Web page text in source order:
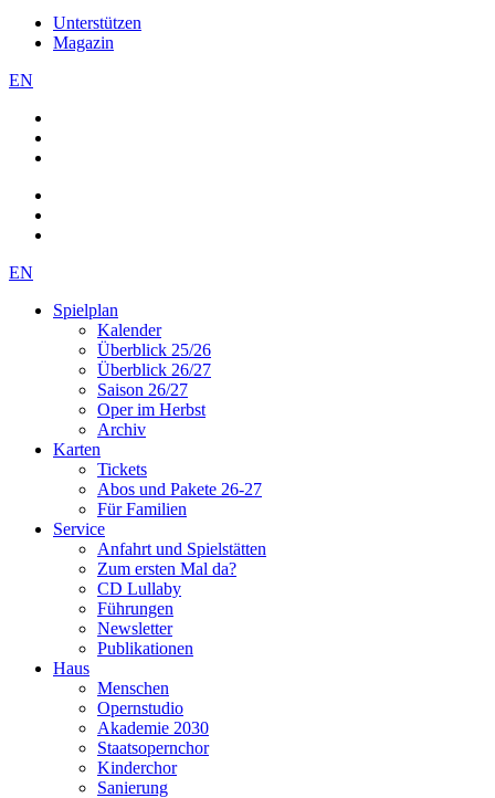
Unterstützen
Magazin
EN
EN
Spielplan
Kalender
Überblick 25/26
Überblick 26/27
Saison 26/27
Oper im Herbst
Archiv
Karten
Tickets
Abos und Pakete 26-27
Für Familien
Service
Anfahrt und Spielstätten
Zum ersten Mal da?
CD Lullaby
Führungen
Newsletter
Publikationen
Haus
Menschen
Opernstudio
Akademie 2030
Staatsopernchor
Kinderchor
Sanierung